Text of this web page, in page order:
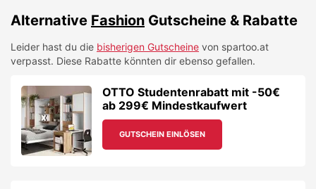
Alternative Fashion Gutscheine & Rabatte
Leider hast du die bisherigen Gutscheine von spartoo.at
verpasst. Diese Rabatte könnten dir ebenso gefallen.
OTTO Studentenrabatt mit -50€
ab 299€ Mindestkaufwert
GUTSCHEIN EINLÖSEN